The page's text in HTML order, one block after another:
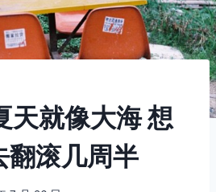
就像大海 想
翻滚几周半